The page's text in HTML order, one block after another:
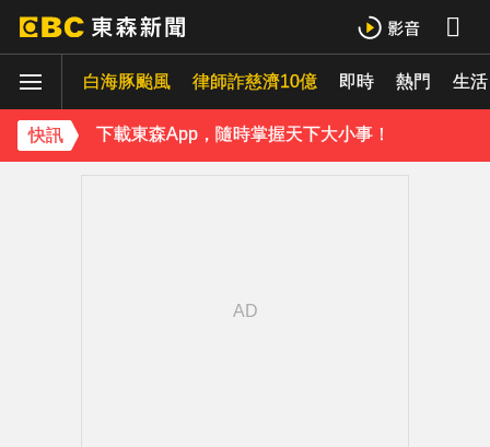
白海豚颱風 律師詐慈濟10億 即時 熱門 生活
快訊
下載東森App，隨時掌握天下大小事！
兆基屋管相關公司傳財務危機 檢調約談前董事長